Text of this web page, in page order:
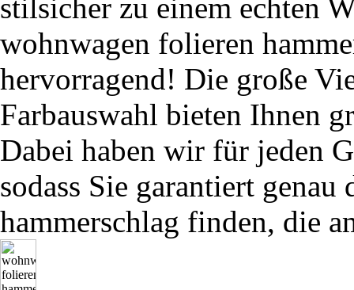
stilsicher zu einem echten
wohnwagen folieren
hervorragend! Die große
Farbauswahl bieten Ihnen
Dabei haben wir für jeden
sodass Sie garantiert
hammerschlag finden, die